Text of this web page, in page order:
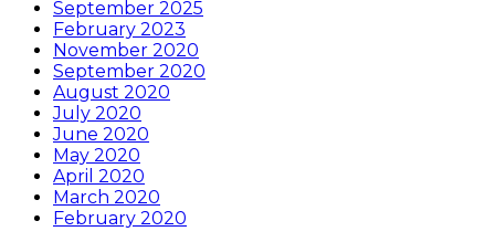
September 2025
February 2023
November 2020
September 2020
August 2020
July 2020
June 2020
May 2020
April 2020
March 2020
February 2020